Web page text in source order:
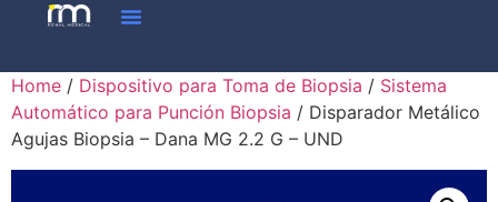
Home / Dispositivo para Toma de Biopsia / Sistema
Automático para Punción Biopsia / Disparador Metálico
Agujas Biopsia – Dana MG 2.2 G – UND